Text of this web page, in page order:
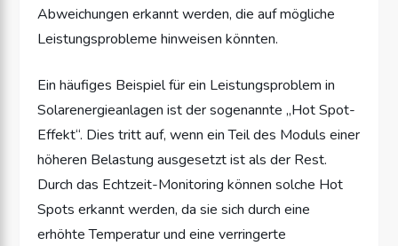
Abweichungen erkannt werden, die auf mögliche
Leistungsprobleme hinweisen könnten.
Ein häufiges Beispiel für ein Leistungsproblem in
Solarenergieanlagen ist der sogenannte „Hot Spot-
Effekt“. Dies tritt auf, wenn ein Teil des Moduls einer
höheren Belastung ausgesetzt ist als der Rest.
Durch das Echtzeit-Monitoring können solche Hot
Spots erkannt werden, da sie sich durch eine
erhöhte Temperatur und eine verringerte